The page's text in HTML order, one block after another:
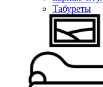
Табуреты